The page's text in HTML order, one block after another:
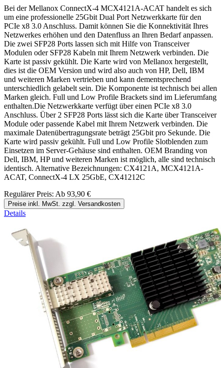
Bei der Mellanox ConnectX-4 MCX4121A-ACAT handelt es sich
um eine professionelle 25Gbit Dual Port Netzwerkkarte für den
PCIe x8 3.0 Anschluss. Damit können Sie die Konnektivität Ihres
Netzwerkes erhöhen und den Datenfluss an Ihren Bedarf anpassen.
Die zwei SFP28 Ports lassen sich mit Hilfe von Transceiver
Modulen oder SFP28 Kabeln mit Ihrem Netzwerk verbinden. Die
Karte ist passiv gekühlt. Die Karte wird von Mellanox hergestellt,
dies ist die OEM Version und wird also auch von HP, Dell, IBM
und weiteren Marken vertrieben und kann dementsprechend
unterschiedlich gelabelt sein. Die Komponente ist technisch bei allen
Marken gleich. Full und Low Profile Brackets sind im Lieferumfang
enthalten.Die Netzwerkkarte verfügt über einen PCIe x8 3.0
Anschluss. Über 2 SFP28 Ports lässt sich die Karte über Transceiver
Module oder passende Kabel mit Ihrem Netzwerk verbinden. Die
maximale Datenübertragungsrate beträgt 25Gbit pro Sekunde. Die
Karte wird passiv gekühlt. Full und Low Profile Slotblenden zum
Einsetzen im Server-Gehäuse sind enthalten. OEM Branding von
Dell, IBM, HP und weiteren Marken ist möglich, alle sind technisch
identisch. Alternative Bezeichnungen: CX4121A, MCX4121A-
ACAT, ConnectX-4 LX 25GbE, CX41212C
Regulärer Preis: Ab 93,90 €
Preise inkl. MwSt. zzgl. Versandkosten
Details